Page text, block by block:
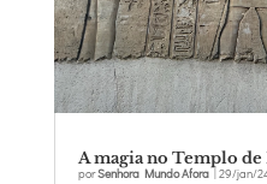
A magia no Templo
porSenhora Mundo Afora| 29/jan/